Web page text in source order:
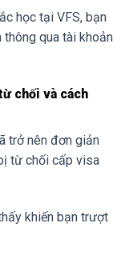
học tại VFS, bạn
qua tài khoản
chối và cách
trở nên đơn giản
từ chối cấp visa
khiến bạn trượt